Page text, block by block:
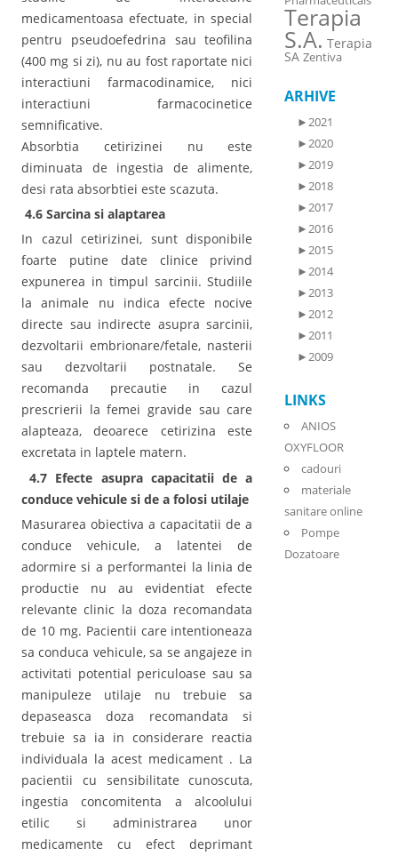
medicamentoasa efectuate, in special
pentru pseudoefedrina sau teofilina
(400 mg si zi), nu au fost raportate nici
interactiuni farmacodinamice, nici
interactiuni farmacocinetice
semnificative.
Absorbtia cetirizinei nu este
diminuata de ingestia de alimente,
desi rata absorbtiei este scazuta.
4.6 Sarcina si alaptarea
In cazul cetirizinei, sunt disponibile
foarte putine date clinice privind
expunerea in timpul sarcinii. Studiile
la animale nu indica efecte nocive
directe sau indirecte asupra sarcinii,
dezvoltarii embrionare/fetale, nasterii
sau dezvoltarii postnatale. Se
recomanda precautie in cazul
prescrierii la femei gravide sau care
alapteaza, deoarece cetirizina este
excretata in laptele matern.
4.7 Efecte asupra capacitatii de a
conduce vehicule si de a folosi utilaje
Masurarea obiectiva a capacitatii de a
conduce vehicule, a latentei de
adormire si a performantei la linia de
productie nu au evidentiat efecte
relevante clinic la doza recomandata
de 10 mg. Pacientii care intentioneaza
sa conduca vehicule, sa se angajeze in
activitati potential periculoase sau sa
manipuleze utilaje nu trebuie sa
depaseasca doza recomandata si
trebuie sa ia in considerare reactia
individuala la acest medicament . La
pacientii cu sensibilitate cunoscuta,
ingestia concomitenta a alcoolului
etilic si administrarea unor
medicamente cu efect deprimant
Terapia
S.A. Terapia
SA Zentiva
ARHIVE
►2021
►2020
►2019
►2018
►2017
►2016
►2015
►2014
►2013
►2012
►2011
►2009
LINKS
ANIOS
OXYFLOOR
cadouri
materiale
sanitare online
Pompe
Dozatoare